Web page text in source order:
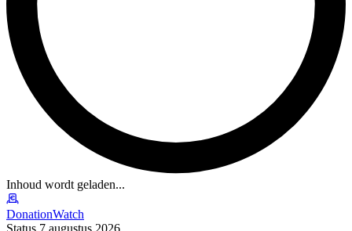
Inhoud wordt geladen...
DonationWatch
Status 7 augustus 2026